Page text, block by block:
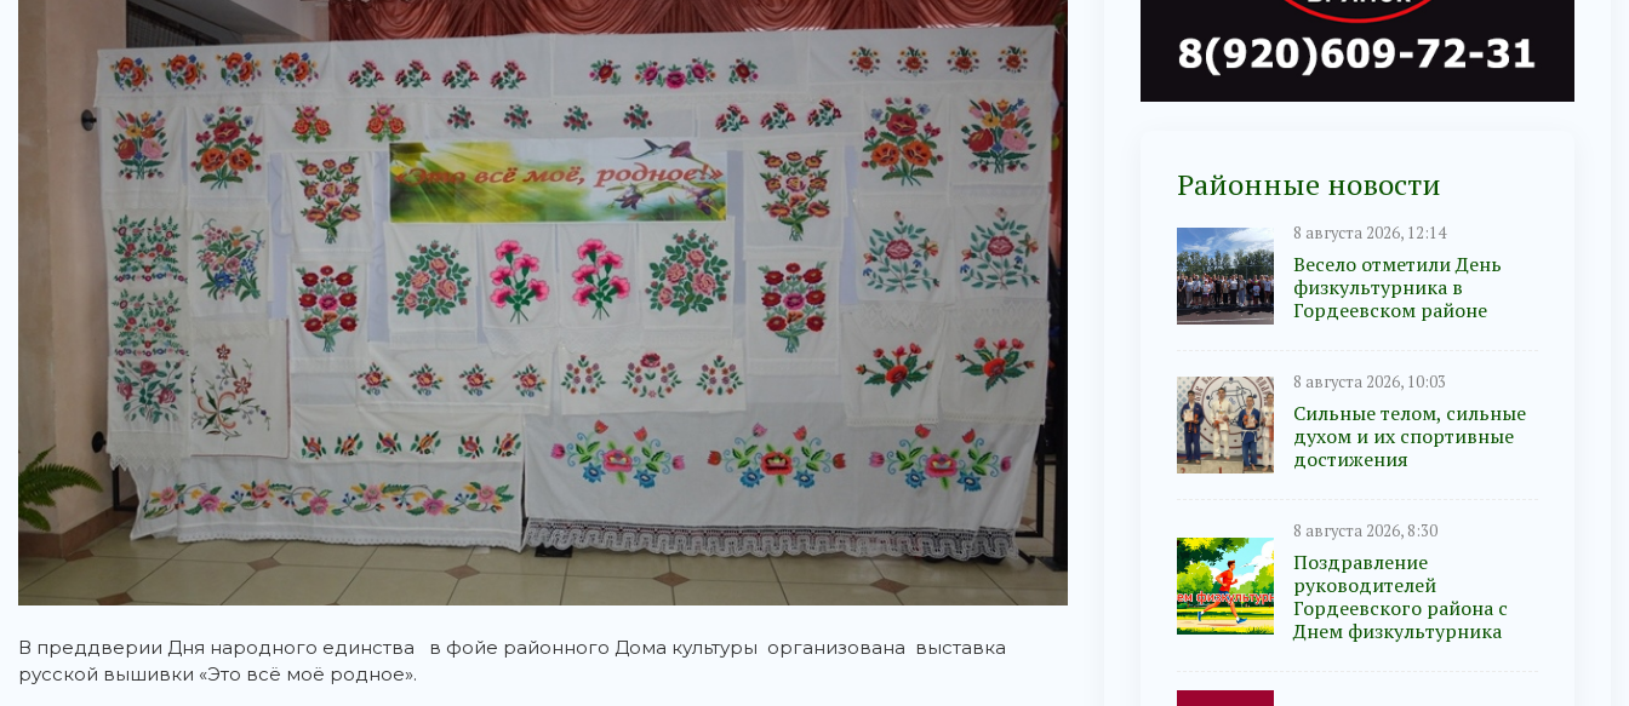
В преддверии Дня народного единства в фойе районного Дома культуры организована выставка
русской вышивки «Это всё моё родное».
Районные новости
8 августа 2026, 12:14
Весело отметили День
физкультурника в
Гордеевском районе
8 августа 2026, 10:03
Сильные телом, сильные
духом и их спортивные
достижения
8 августа 2026, 8:30
Поздравление
руководителей
Гордеевского района с
Днем физкультурника